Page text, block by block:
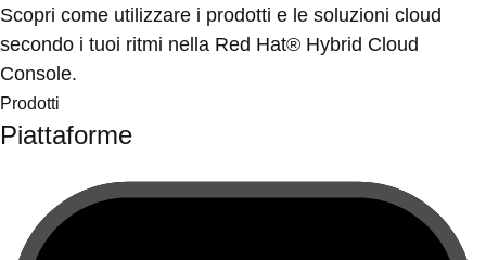
Scopri come utilizzare i prodotti e le soluzioni cloud
secondo i tuoi ritmi nella Red Hat® Hybrid Cloud
Console.
Prodotti
Piattaforme